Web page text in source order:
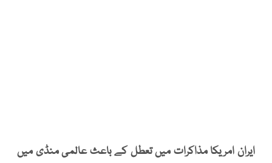
ایران امریکا مذاکرات میں تعطل کے باعث عالمی منڈی میں